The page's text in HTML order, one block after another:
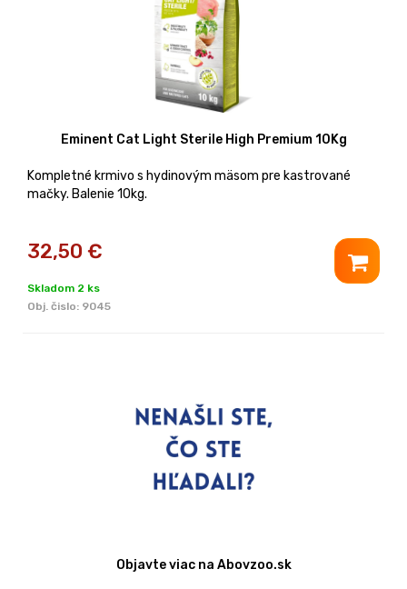
Eminent Cat Light Sterile High Premium 10Kg
Kompletné krmivo s hydinovým mäsom pre kastrované
mačky. Balenie 10kg.
32,50 €
Skladom 2 ks
Obj. čislo: 9045
Objavte viac na Abovzoo.sk